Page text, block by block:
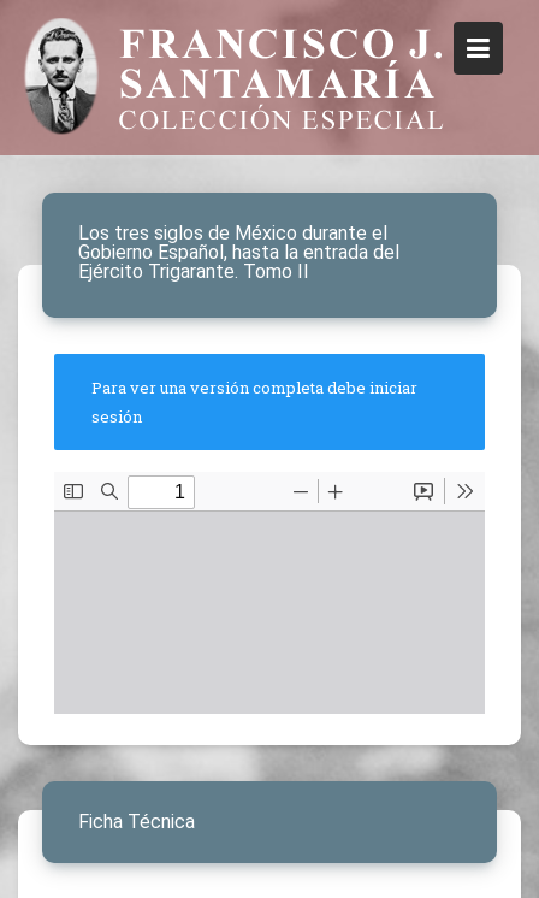
Los tres siglos de México durante el
Gobierno Español, hasta la entrada del
Ejército Trigarante. Tomo II
Para ver una versión completa debe iniciar
sesión
Ficha Técnica